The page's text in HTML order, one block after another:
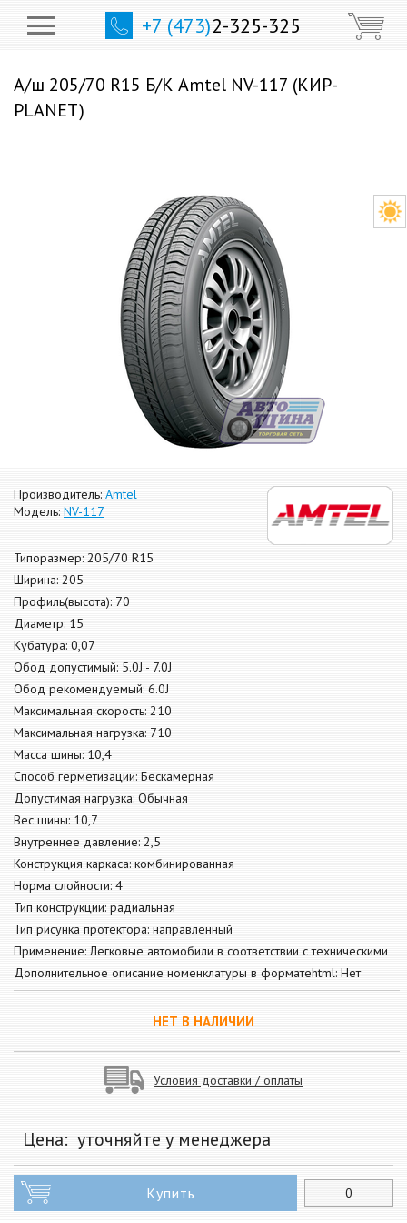
+7 (473)2-325-325
А/ш 205/70 R15 Б/К Amtel NV-117 (КИР-
PLANET)
Производитель: Amtel
Модель: NV-117
Типоразмер: 205/70 R15
Ширина: 205
Профиль(высота): 70
Диаметр: 15
Кубатура: 0,07
Обод допустимый: 5.0J - 7.0J
Обод рекомендуемый: 6.0J
Максимальная скорость: 210
Максимальная нагрузка: 710
Масса шины: 10,4
Способ герметизации: Бескамерная
Допустимая нагрузка: Обычная
Вес шины: 10,7
Внутреннее давление: 2,5
Конструкция каркаса: комбинированная
Норма слойности: 4
Тип конструкции: радиальная
Тип рисунка протектора: направленный
Применение: Легковые автомобили в соответствии с техническими
Дополнительное описание номенклатуры в форматеhtml: Нет
НЕТ В НАЛИЧИИ
Условия доставки / оплаты
Цена: уточняйте у менеджера
Купить